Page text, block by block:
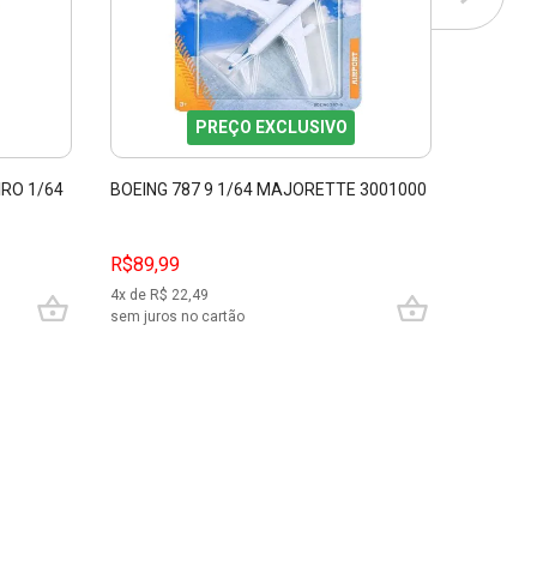
1/64
PREÇO EXCLUSIVO
BOEING 787 9 1/64 MAJORETTE 3001000
R$89,99
4x de R$ 22,49
sem juros no cartão